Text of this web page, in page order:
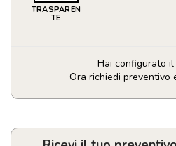
TRASPAREN
TE
Hai configurato
Ora richiedi preventivo
Portapenne
con